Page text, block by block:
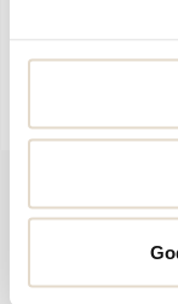
Innersulorna är
Yttersulorna har